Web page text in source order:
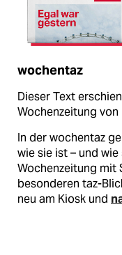
wochentaz
Dieser Text
Wochenzeitung von
In der wochentaz
wie sie ist – und
Wochenzeitung mit
besonderen taz-
neu am Kiosk und